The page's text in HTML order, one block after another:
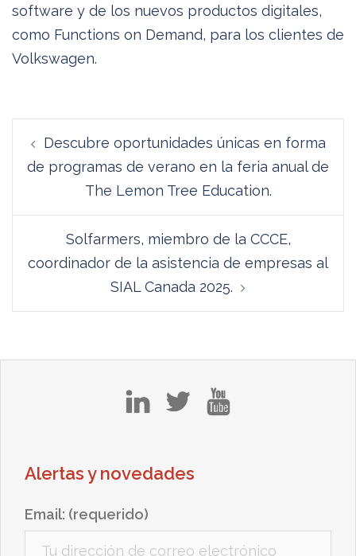
software y de los nuevos productos digitales,
como Functions on Demand, para los clientes de
Volkswagen.
de
entradas
Descubre oportunidades únicas en forma
de programas de verano en la feria anual de
The Lemon Tree Education.
Solfarmers, miembro de la CCCE,
coordinador de la asistencia de empresas al
SIAL Canada 2025.
Alertas y novedades
Email: (requerido)